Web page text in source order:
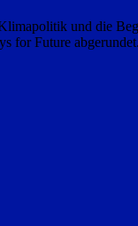
und die
for Future